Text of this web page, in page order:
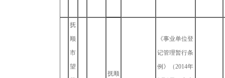
抚
顺
市
望
抚顺
《事业单位登
记管理暂行条
例》（2014年